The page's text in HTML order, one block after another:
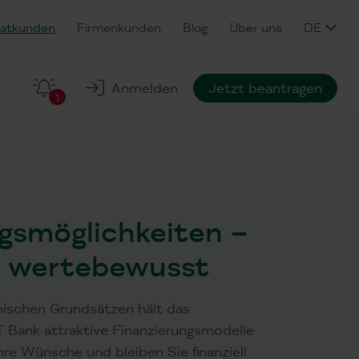
Firmenkunden Blog Über uns DE
1
Anmelden Jetzt beantragen
–
wertebewusst
Grundsätzen hält das
attraktive Finanzierungsmodelle
Wünsche und bleiben Sie finanziell